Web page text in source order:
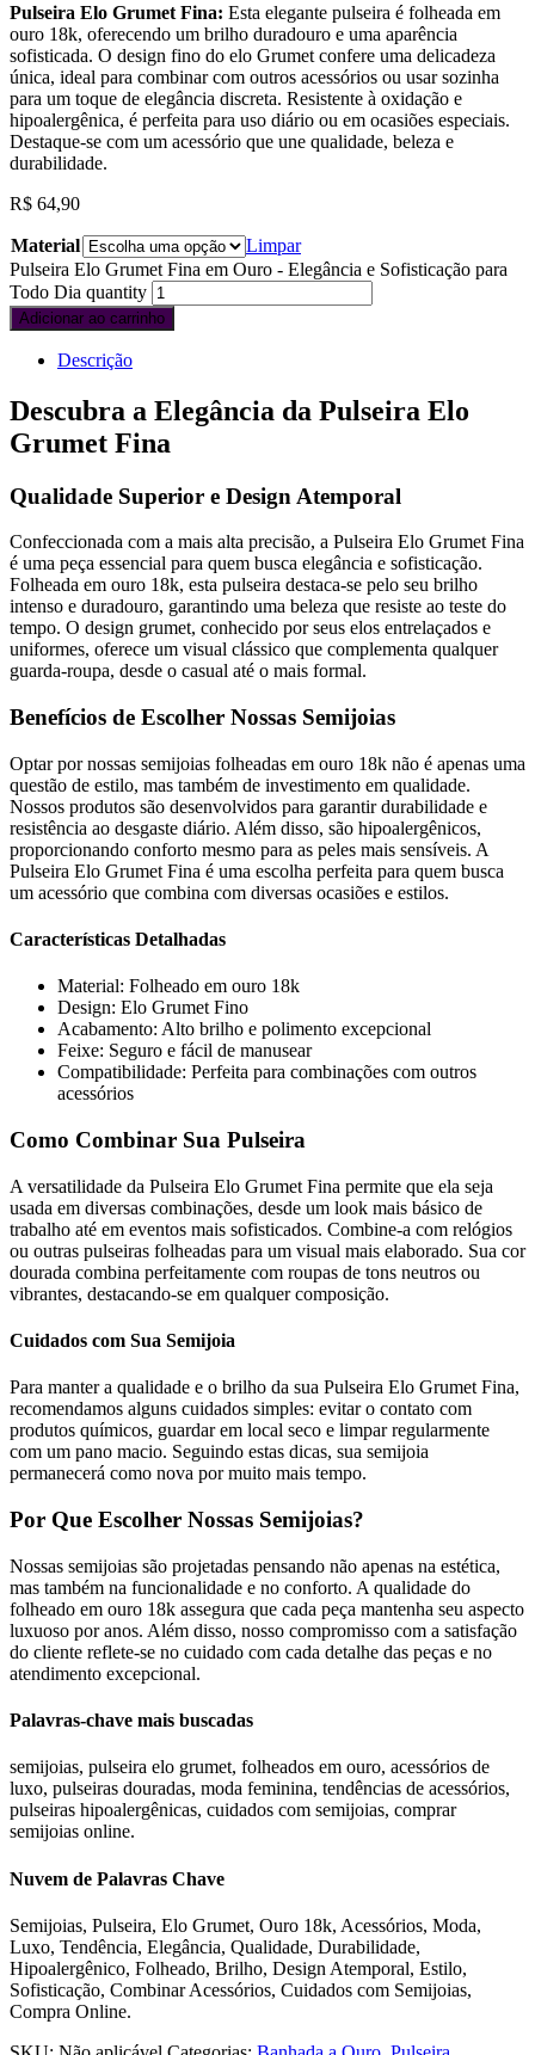
Pulseira Elo Grumet Fina: Esta elegante pulseira é folheada em
ouro 18k, oferecendo um brilho duradouro e uma aparência
sofisticada. O design fino do elo Grumet confere uma delicadeza
única, ideal para combinar com outros acessórios ou usar sozinha
para um toque de elegância discreta. Resistente à oxidação e
hipoalergênica, é perfeita para uso diário ou em ocasiões especiais.
Destaque-se com um acessório que une qualidade, beleza e
durabilidade.
R$ 64,90
Material
Limpar
Pulseira Elo Grumet Fina em Ouro - Elegância e Sofisticação para
Todo Dia quantity
Adicionar ao carrinho
Descrição
Descubra a Elegância da Pulseira Elo
Grumet Fina
Qualidade Superior e Design Atemporal
Confeccionada com a mais alta precisão, a Pulseira Elo Grumet Fina
é uma peça essencial para quem busca elegância e sofisticação.
Folheada em ouro 18k, esta pulseira destaca-se pelo seu brilho
intenso e duradouro, garantindo uma beleza que resiste ao teste do
tempo. O design grumet, conhecido por seus elos entrelaçados e
uniformes, oferece um visual clássico que complementa qualquer
guarda-roupa, desde o casual até o mais formal.
Benefícios de Escolher Nossas Semijoias
Optar por nossas semijoias folheadas em ouro 18k não é apenas uma
questão de estilo, mas também de investimento em qualidade.
Nossos produtos são desenvolvidos para garantir durabilidade e
resistência ao desgaste diário. Além disso, são hipoalergênicos,
proporcionando conforto mesmo para as peles mais sensíveis. A
Pulseira Elo Grumet Fina é uma escolha perfeita para quem busca
um acessório que combina com diversas ocasiões e estilos.
Características Detalhadas
Material: Folheado em ouro 18k
Design: Elo Grumet Fino
Acabamento: Alto brilho e polimento excepcional
Feixe: Seguro e fácil de manusear
Compatibilidade: Perfeita para combinações com outros
acessórios
Como Combinar Sua Pulseira
A versatilidade da Pulseira Elo Grumet Fina permite que ela seja
usada em diversas combinações, desde um look mais básico de
trabalho até em eventos mais sofisticados. Combine-a com relógios
ou outras pulseiras folheadas para um visual mais elaborado. Sua cor
dourada combina perfeitamente com roupas de tons neutros ou
vibrantes, destacando-se em qualquer composição.
Cuidados com Sua Semijoia
Para manter a qualidade e o brilho da sua Pulseira Elo Grumet Fina,
recomendamos alguns cuidados simples: evitar o contato com
produtos químicos, guardar em local seco e limpar regularmente
com um pano macio. Seguindo estas dicas, sua semijoia
permanecerá como nova por muito mais tempo.
Por Que Escolher Nossas Semijoias?
Nossas semijoias são projetadas pensando não apenas na estética,
mas também na funcionalidade e no conforto. A qualidade do
folheado em ouro 18k assegura que cada peça mantenha seu aspecto
luxuoso por anos. Além disso, nosso compromisso com a satisfação
do cliente reflete-se no cuidado com cada detalhe das peças e no
atendimento excepcional.
Palavras-chave mais buscadas
semijoias, pulseira elo grumet, folheados em ouro, acessórios de
luxo, pulseiras douradas, moda feminina, tendências de acessórios,
pulseiras hipoalergênicas, cuidados com semijoias, comprar
semijoias online.
Nuvem de Palavras Chave
Semijoias, Pulseira, Elo Grumet, Ouro 18k, Acessórios, Moda,
Luxo, Tendência, Elegância, Qualidade, Durabilidade,
Hipoalergênico, Folheado, Brilho, Design Atemporal, Estilo,
Sofisticação, Combinar Acessórios, Cuidados com Semijoias,
Compra Online.